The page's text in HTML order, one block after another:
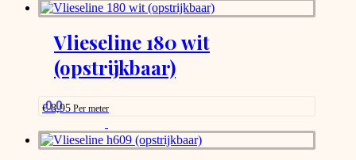
Vlieseline 180 wit
(opstrijkbaar)
0.0
€8,95 Per meter
product
has